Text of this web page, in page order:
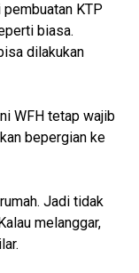
KTP
biasa.
dilakukan
WFH tetap wajib
bepergian ke
Jadi tidak
melanggar,